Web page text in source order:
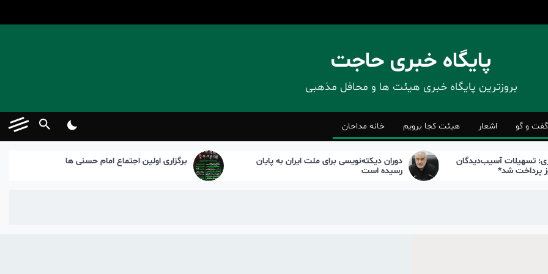
پایگاه خبری حاجت
بروزترین پایگاه‌ خبری هیئت ها و محافل مذهبی
گفت و گو اشعار هیئت کجا برویم خانه مداحان
آسیب‌دیدگان
دوران دیکته‌نویسی برای ملت ایران به پایان
رسیده است
برگزاری اولین اجتماع امام حسنی ها